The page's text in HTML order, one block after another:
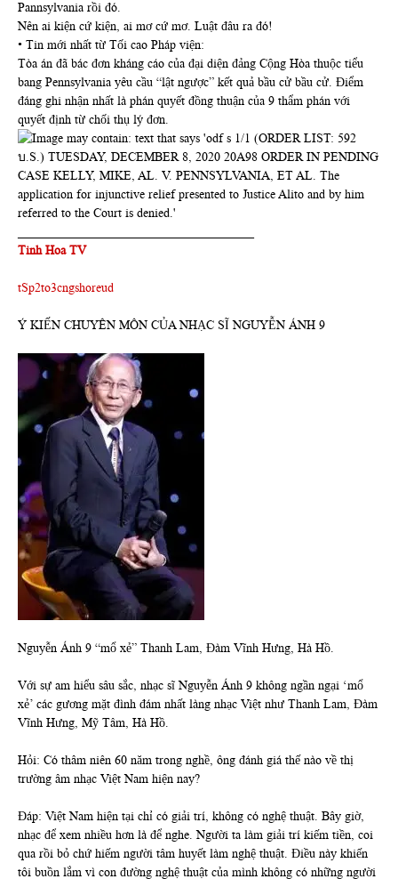
Pannsylvania rồi đó.
Nên ai kiện cứ kiện, ai mơ cứ mơ. Luật đâu ra đó!
• Tin mới nhất từ Tối cao Pháp viện:
Tòa án đã bác đơn kháng cáo của đại diện đảng Cộng Hòa thuộc tiểu
bang Pennsylvania yêu cầu “lật ngược” kết quả bầu cử bầu cử. Điểm
đáng ghi nhận nhất là phán quyết đồng thuận của 9 thẩm phán với
quyết định từ chối thụ lý đơn.
Tinh Hoa TV
tSp2to3cngshoreud
Ý KIẾN CHUYÊN MÔN CỦA NHẠC SĨ NGUYỄN ÁNH 9
Nguyễn Ánh 9 “mổ xẻ” Thanh Lam, Đàm Vĩnh Hưng, Hà Hồ.
Với sự am hiểu sâu sắc, nhạc sĩ Nguyễn Ánh 9 không ngần ngại ‘mổ
xẻ’ các gương mặt đình đám nhất làng nhạc Việt như Thanh Lam, Đàm
Vĩnh Hưng, Mỹ Tâm, Hà Hồ.
Hỏi: Có thâm niên 60 năm trong nghề, ông đánh giá thế nào về thị
trường âm nhạc Việt Nam hiện nay?
Đáp: Việt Nam hiện tại chỉ có giải trí, không có nghệ thuật. Bây giờ,
nhạc để xem nhiều hơn là để nghe. Người ta làm giải trí kiếm tiền, coi
qua rồi bỏ chứ hiếm người tâm huyết làm nghệ thuật. Điều này khiến
tôi buồn lắm vì con đường nghệ thuật của mình không có những người